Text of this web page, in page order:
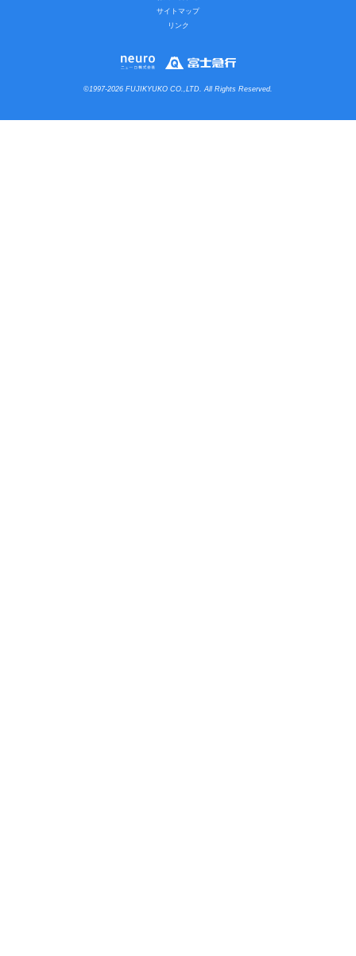
サイトマップ
リンク
©1997-2026 FUJIKYUKO CO.,LTD. All Rights Reserved.